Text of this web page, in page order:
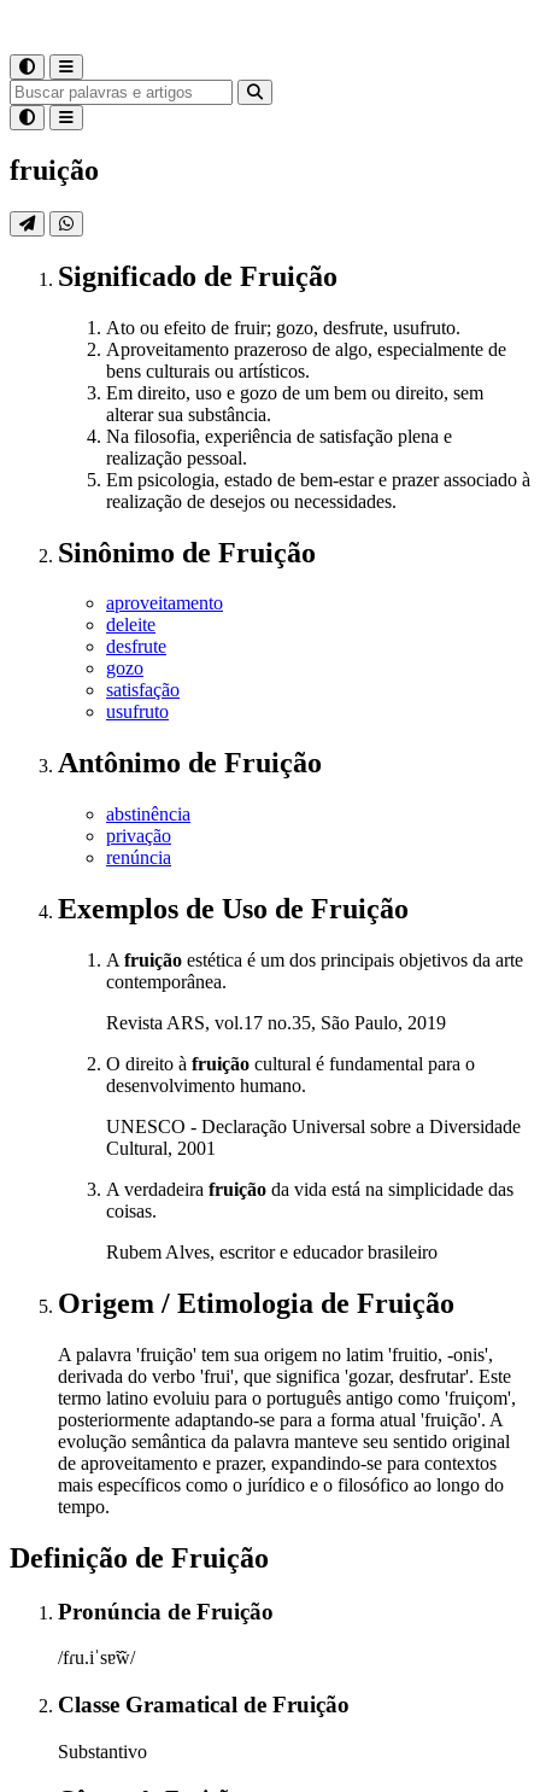
fruição
Significado de Fruição
Ato ou efeito de fruir; gozo, desfrute, usufruto.
Aproveitamento prazeroso de algo, especialmente de
bens culturais ou artísticos.
Em direito, uso e gozo de um bem ou direito, sem
alterar sua substância.
Na filosofia, experiência de satisfação plena e
realização pessoal.
Em psicologia, estado de bem-estar e prazer associado à
realização de desejos ou necessidades.
Sinônimo de Fruição
aproveitamento
deleite
desfrute
gozo
satisfação
usufruto
Antônimo de Fruição
abstinência
privação
renúncia
Exemplos de Uso de Fruição
A fruição estética é um dos principais objetivos da arte
contemporânea.
Revista ARS, vol.17 no.35, São Paulo, 2019
O direito à fruição cultural é fundamental para o
desenvolvimento humano.
UNESCO - Declaração Universal sobre a Diversidade
Cultural, 2001
A verdadeira fruição da vida está na simplicidade das
coisas.
Rubem Alves, escritor e educador brasileiro
Origem / Etimologia de Fruição
A palavra 'fruição' tem sua origem no latim 'fruitio, -onis',
derivada do verbo 'frui', que significa 'gozar, desfrutar'. Este
termo latino evoluiu para o português antigo como 'fruiçom',
posteriormente adaptando-se para a forma atual 'fruição'. A
evolução semântica da palavra manteve seu sentido original
de aproveitamento e prazer, expandindo-se para contextos
mais específicos como o jurídico e o filosófico ao longo do
tempo.
Definição de Fruição
Pronúncia de Fruição
/fɾu.iˈsɐ̃w̃/
Classe Gramatical de Fruição
Substantivo